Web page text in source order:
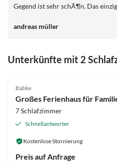
Gegend ist sehr schÃ¶n. Das
Google Maps verlassen da fÃ¤hrt
andreas müller
Unterkünfte mit 2
Babke
7 Schlafzimmer
Schnellantworter
Kostenlose Stornierung
Preis auf Anfrage